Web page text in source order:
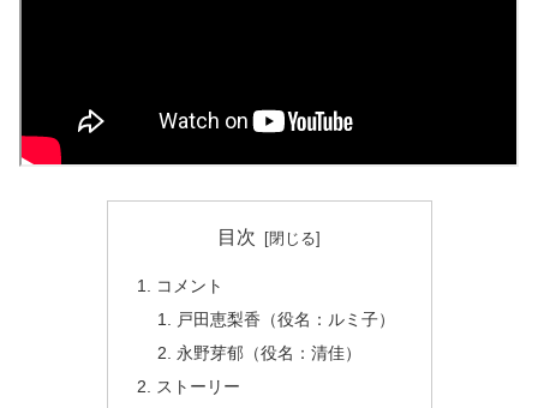
目次
コメント
戸田恵梨香（役名：ルミ子）
永野芽郁（役名：清佳）
ストーリー